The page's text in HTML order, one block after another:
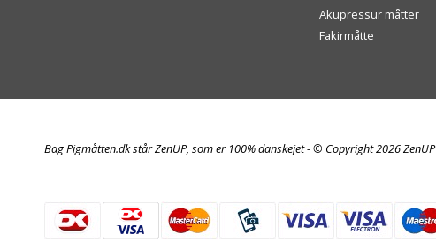
Akupressur måtter
Fakirmåtte
Bag Pigmåtten.dk står ZenUP, som er 100% danskejet - © Copyright 2026 ZenUP